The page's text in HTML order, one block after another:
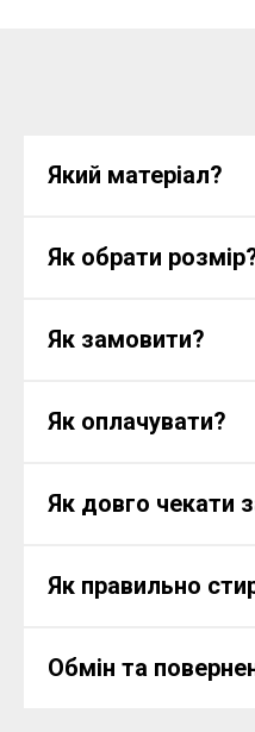
Який матеріал?
Як обрати
Як замовити?
Як оплачувати?
Як довго чекати
Як правильно
Обмін та